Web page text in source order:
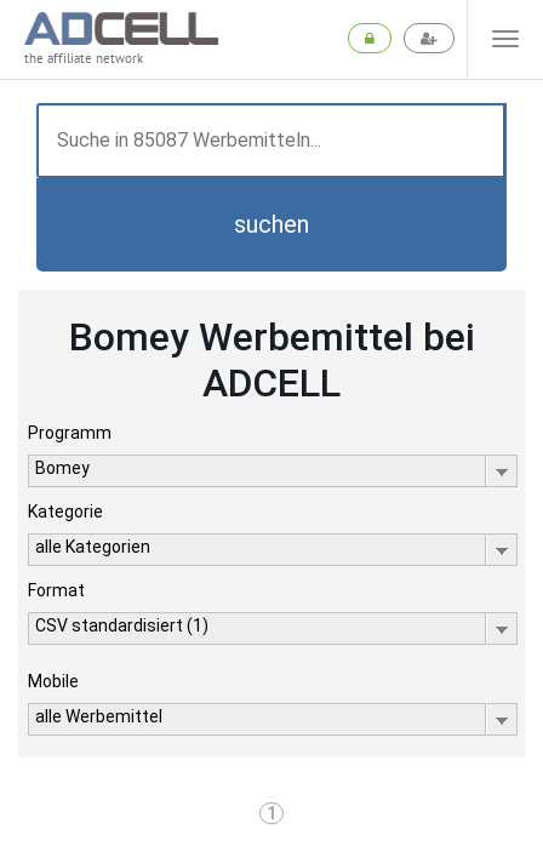
the affiliate network
suchen
Bomey Werbemittel bei
ADCELL
Programm
Bomey
Kategorie
alle Kategorien
Format
CSV standardisiert (1)
Mobile
alle Werbemittel
1